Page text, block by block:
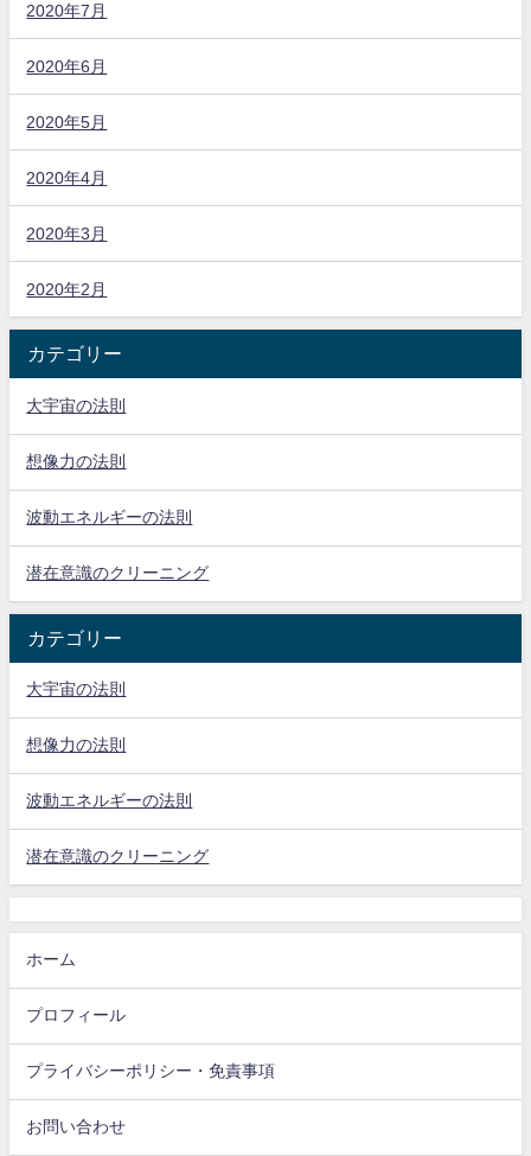
2020年7月
2020年6月
2020年5月
2020年4月
2020年3月
2020年2月
カテゴリー
大宇宙の法則
想像力の法則
波動エネルギーの法則
潜在意識のクリーニング
カテゴリー
大宇宙の法則
想像力の法則
波動エネルギーの法則
潜在意識のクリーニング
ホーム
プロフィール
プライバシーポリシー・免責事項
お問い合わせ